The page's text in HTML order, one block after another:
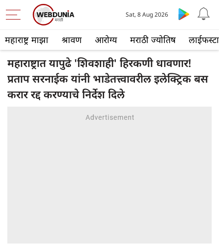
महाराष्ट्र माझा श्रावण आरोग्य मराठी ज्योतिष
Sat, 8 Aug 2026
महाराष्ट्रात यापुढे 'शिवशाही' हिरकणी धावणार!
प्रताप सरनाईक यांनी भाडेतत्त्वावरील इलेक्ट्रिक बस
करार रद्द करण्याचे निर्देश दिले